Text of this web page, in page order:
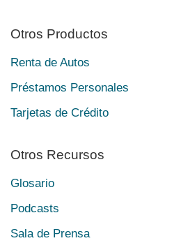
Otros Productos
Renta de Autos
Préstamos Personales
Tarjetas de Crédito
Otros Recursos
Glosario
Podcasts
Sala de Prensa